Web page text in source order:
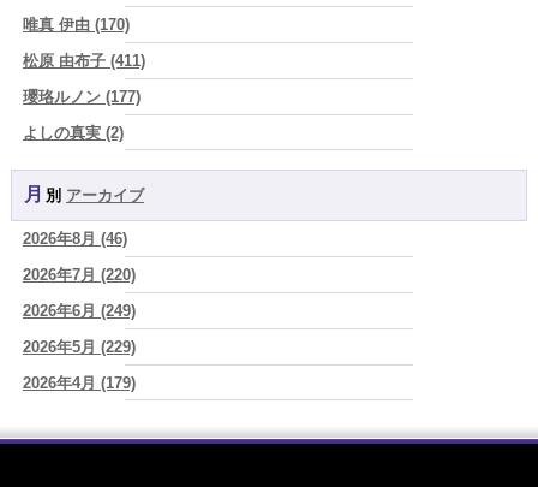
新しいことに触れると、自分の中の回路がひらく｜好奇心を持ち続け
る楽しさ (美月マーシャ)
2026/08/07
2026年8月7日 癸丑 自分を消さずに、調和を育てる日 (あぐり)
2026/08/07
時間は前に進んでいく。後悔は消せないけれど未来を変えていくこと
ができる (真巳華 - Mamika -)
2026/08/07
「いいお母さん」という仮面を外した日に、鏡の中に立っていたのは
誰でしたか」 (芽百マミム)
2026/08/07
「運命の人を探して何年も迷った。でも最後に気づく…本当に人生を
狂わせるのは『誰を好きになったか』ではなく、『間違ったタイミン
唯真 伊由 (170)
松原 由布子 (411)
瓔珞ルノン (177)
よしの真実 (2)
YOSHIKI (58)
よみ (39)
一之森 陽柑 (26)
椰奈空 (64)
ワカリミ (1)
神楽峰ヴィスカ (10)
赤羽うさぎ (341)
月別 アーカイブ
2026年8月 (46)
2026年7月 (220)
2026年6月 (249)
2026年5月 (229)
2026年4月 (179)